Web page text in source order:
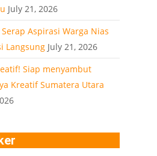
July 21, 2026
Aspirasi Warga Nias
Langsung July 21, 2026
Siap menyambut
Kreatif Sumatera Utara